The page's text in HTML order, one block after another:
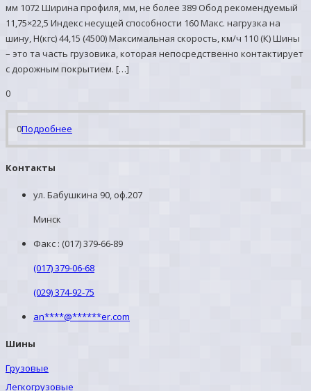
мм 1072 Ширина профиля, мм, не более 389 Обод рекомендуемый
11,75×22,5 Индекс несущей способности 160 Макс. нагрузка на
шину, Н(кгс) 44,15 (4500) Максимальная скорость, км/ч 110 (К) Шины
– это та часть грузовика, которая непосредственно контактирует
с дорожным покрытием. […]
0
0Подробнее
Контакты
ул. Бабушкина 90, оф.207
Минск
Факс : (017) 379-66-89
(017) 379-06-68
(029) 374-92-75
an****@******er.com
Шины
Грузовые
Легкогрузовые